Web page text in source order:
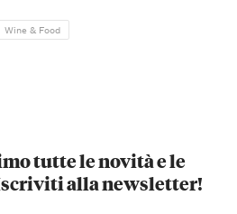
Wine & Food
tutte le novità e le
alla newsletter!